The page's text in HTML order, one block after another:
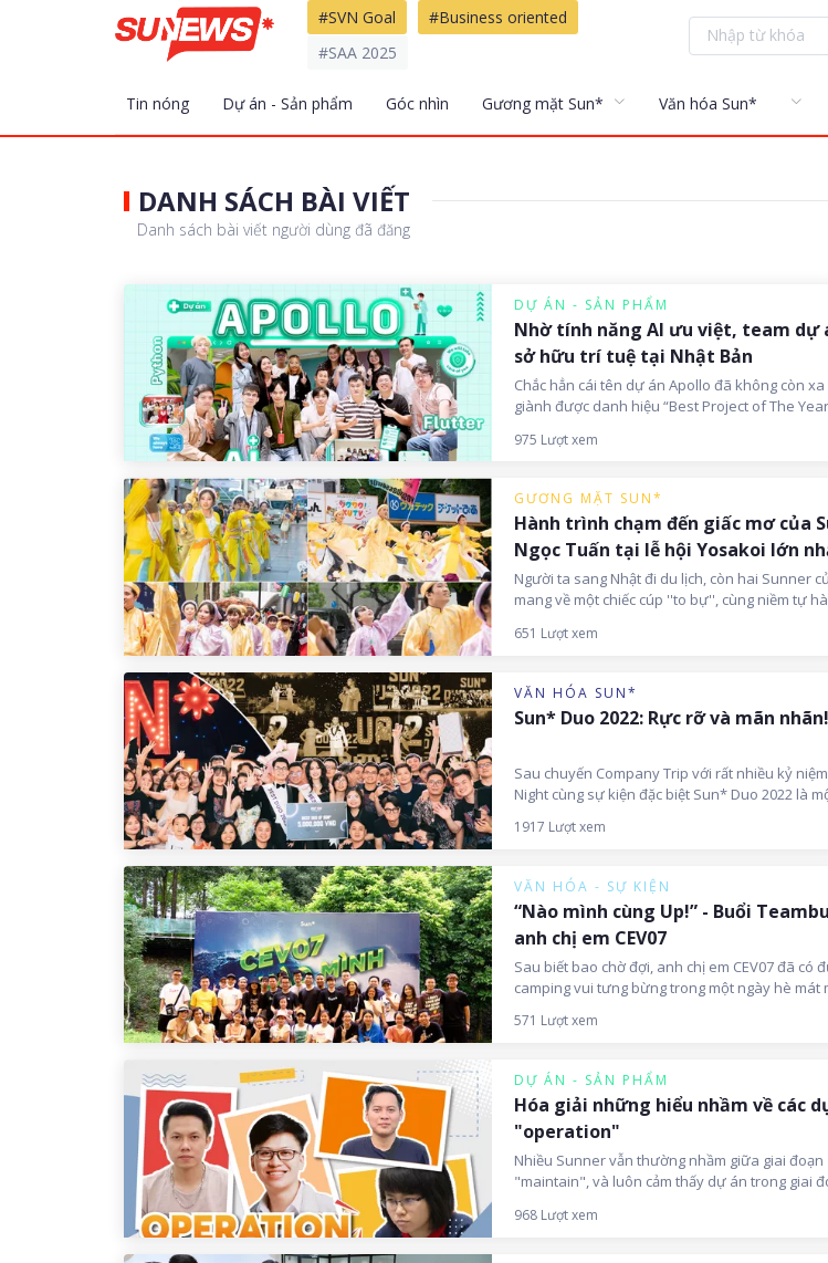
#SVN Goal
#Business oriented
#SAA 2025
Tin nóng Dự án - Sản phẩm Góc nhìn Gương mặt Sun* Văn hóa Sun*
DANH SÁCH BÀI VIẾT
Danh sách bài viết người dùng đã đăng
DỰ ÁN - SẢN PHẨM
Nhờ tính năng AI ưu việt, team dự
sở hữu trí tuệ tại Nhật Bản
Chắc hẳn cái tên dự án Apollo đã không còn
giành được danh hiệu “Best Project of The
những công nghệ mũi nhọn, trở thành một
phát triển dự án đã ghi tên quyền sở hữu trí tuệ
mình tại Nhật Bản.
975 Lượt xem
GƯƠNG MẶT SUN*
Hành trình chạm đến giấc mơ của
Ngọc Tuấn tại lễ hội Yosakoi lớn
Người ta sang Nhật đi du lịch, còn hai Sunner
mang về một chiếc cúp ''to bự'', cùng niềm tự
Nhật Bản.
651 Lượt xem
VĂN HÓA SUN*
Sun* Duo 2022: Rực rỡ và mãn nhãn!
Sau chuyến Company Trip với rất nhiều kỷ
Night cùng sự kiện đặc biệt Sun* Duo 2022 là
1917 Lượt xem
VĂN HÓA - SỰ KIỆN
“Nào mình cùng Up!” - Buổi
anh chị em CEV07
Sau biết bao chờ đợi, anh chị em CEV07 đã có
camping vui tưng bừng trong một ngày hè mát
571 Lượt xem
DỰ ÁN - SẢN PHẨM
Hóa giải những hiểu nhầm về các
"operation"
Nhiều Sunner vẫn thường nhầm giữa giai
"maintain", và luôn cảm thấy dự án trong giai
chủ động tìm tòi, học hỏi cao để nắm bắt được
968 Lượt xem